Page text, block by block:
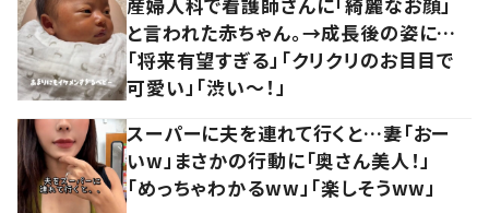
と言われた赤ちゃん。→成長後の姿に…
「将来有望すぎる」「クリクリのお目目で
可愛い」「渋い～！」
スーパーに夫を連れて行くと…妻「おー
いw」まさかの行動に「奥さん美人！」
「めっちゃわかるww」「楽しそうww」